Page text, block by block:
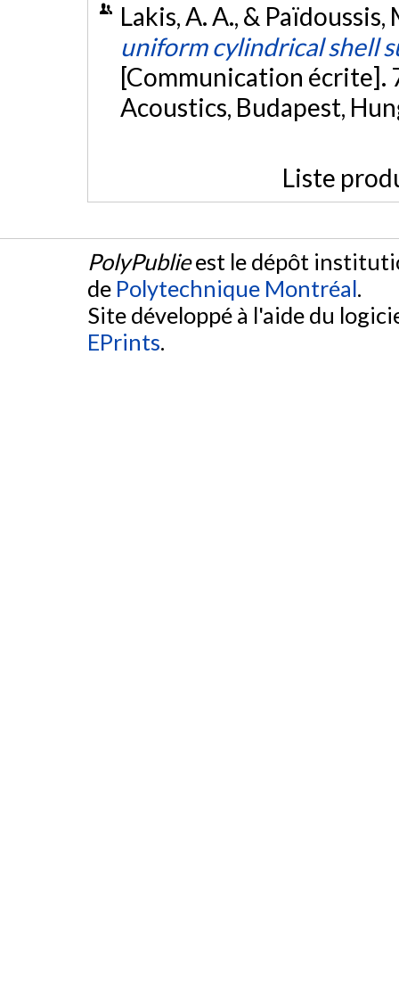
Lakis, A. A., &
uniform cylindrical shell
[Communication écrite].
Acoustics, Budapest,
Liste
PolyPublieest le dépôt
de Polytechnique Montréal.
Site développé à l'aide du
EPrints.